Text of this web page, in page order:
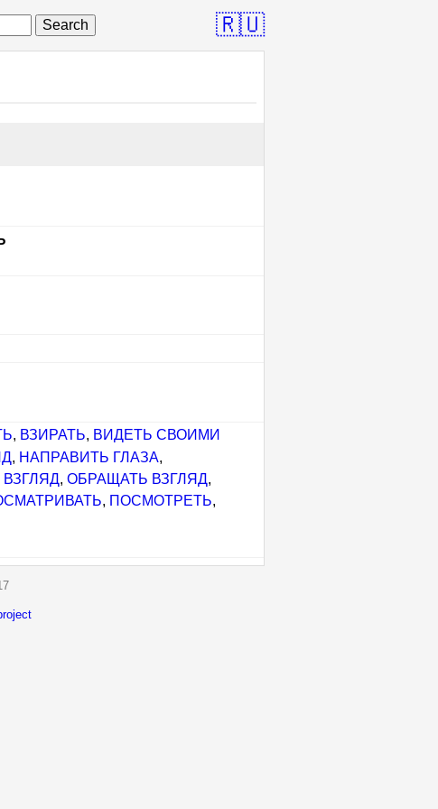
Search 🇷🇺
, ВЗИРАТЬ, ВИДЕТЬ СВОИМИ
, НАПРАВИТЬ ГЛАЗА,
,ОБРАЩАТЬ ВЗГЛЯД,
, ПОСМОТРЕТЬ,